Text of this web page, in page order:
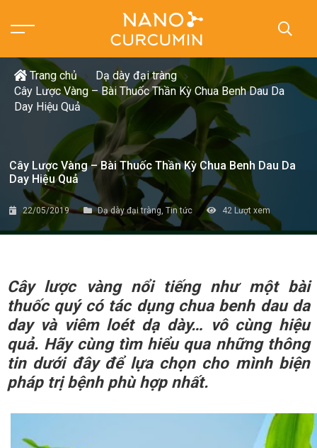
Trang chủ
Dạ dày đại tràng
Cây Lược Vàng – Bài Thuốc Thần Kỳ Chua Benh Dau Da
Day Hiệu Quả
Cây Lược Vàng – Bài Thuốc Thần Kỳ Chua Benh Dau Da
Day Hiệu Quả
22/05/2019 Dạ dày đại tràng ,Tin tức 42 Lượt xem
Cây lược vàng nổi tiếng như một bài
thuốc quý có tác dụng chua benh dau da
dayvà viêm loét dạ dày… vô cùng hiệu
quả. Hãy cùng tìm hiểu qua những thông
tin dưới đây để lựa chọn cho mình biện
pháp trị bệnh phù hợp nhất.